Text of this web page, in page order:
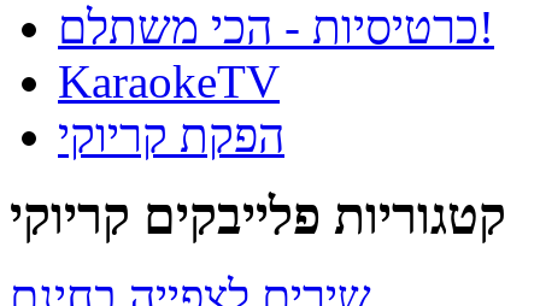
כרטיסיות - הכי משתלם!
KaraokeTV
הפקת קריוקי
קטגוריות פלייבקים קריוקי